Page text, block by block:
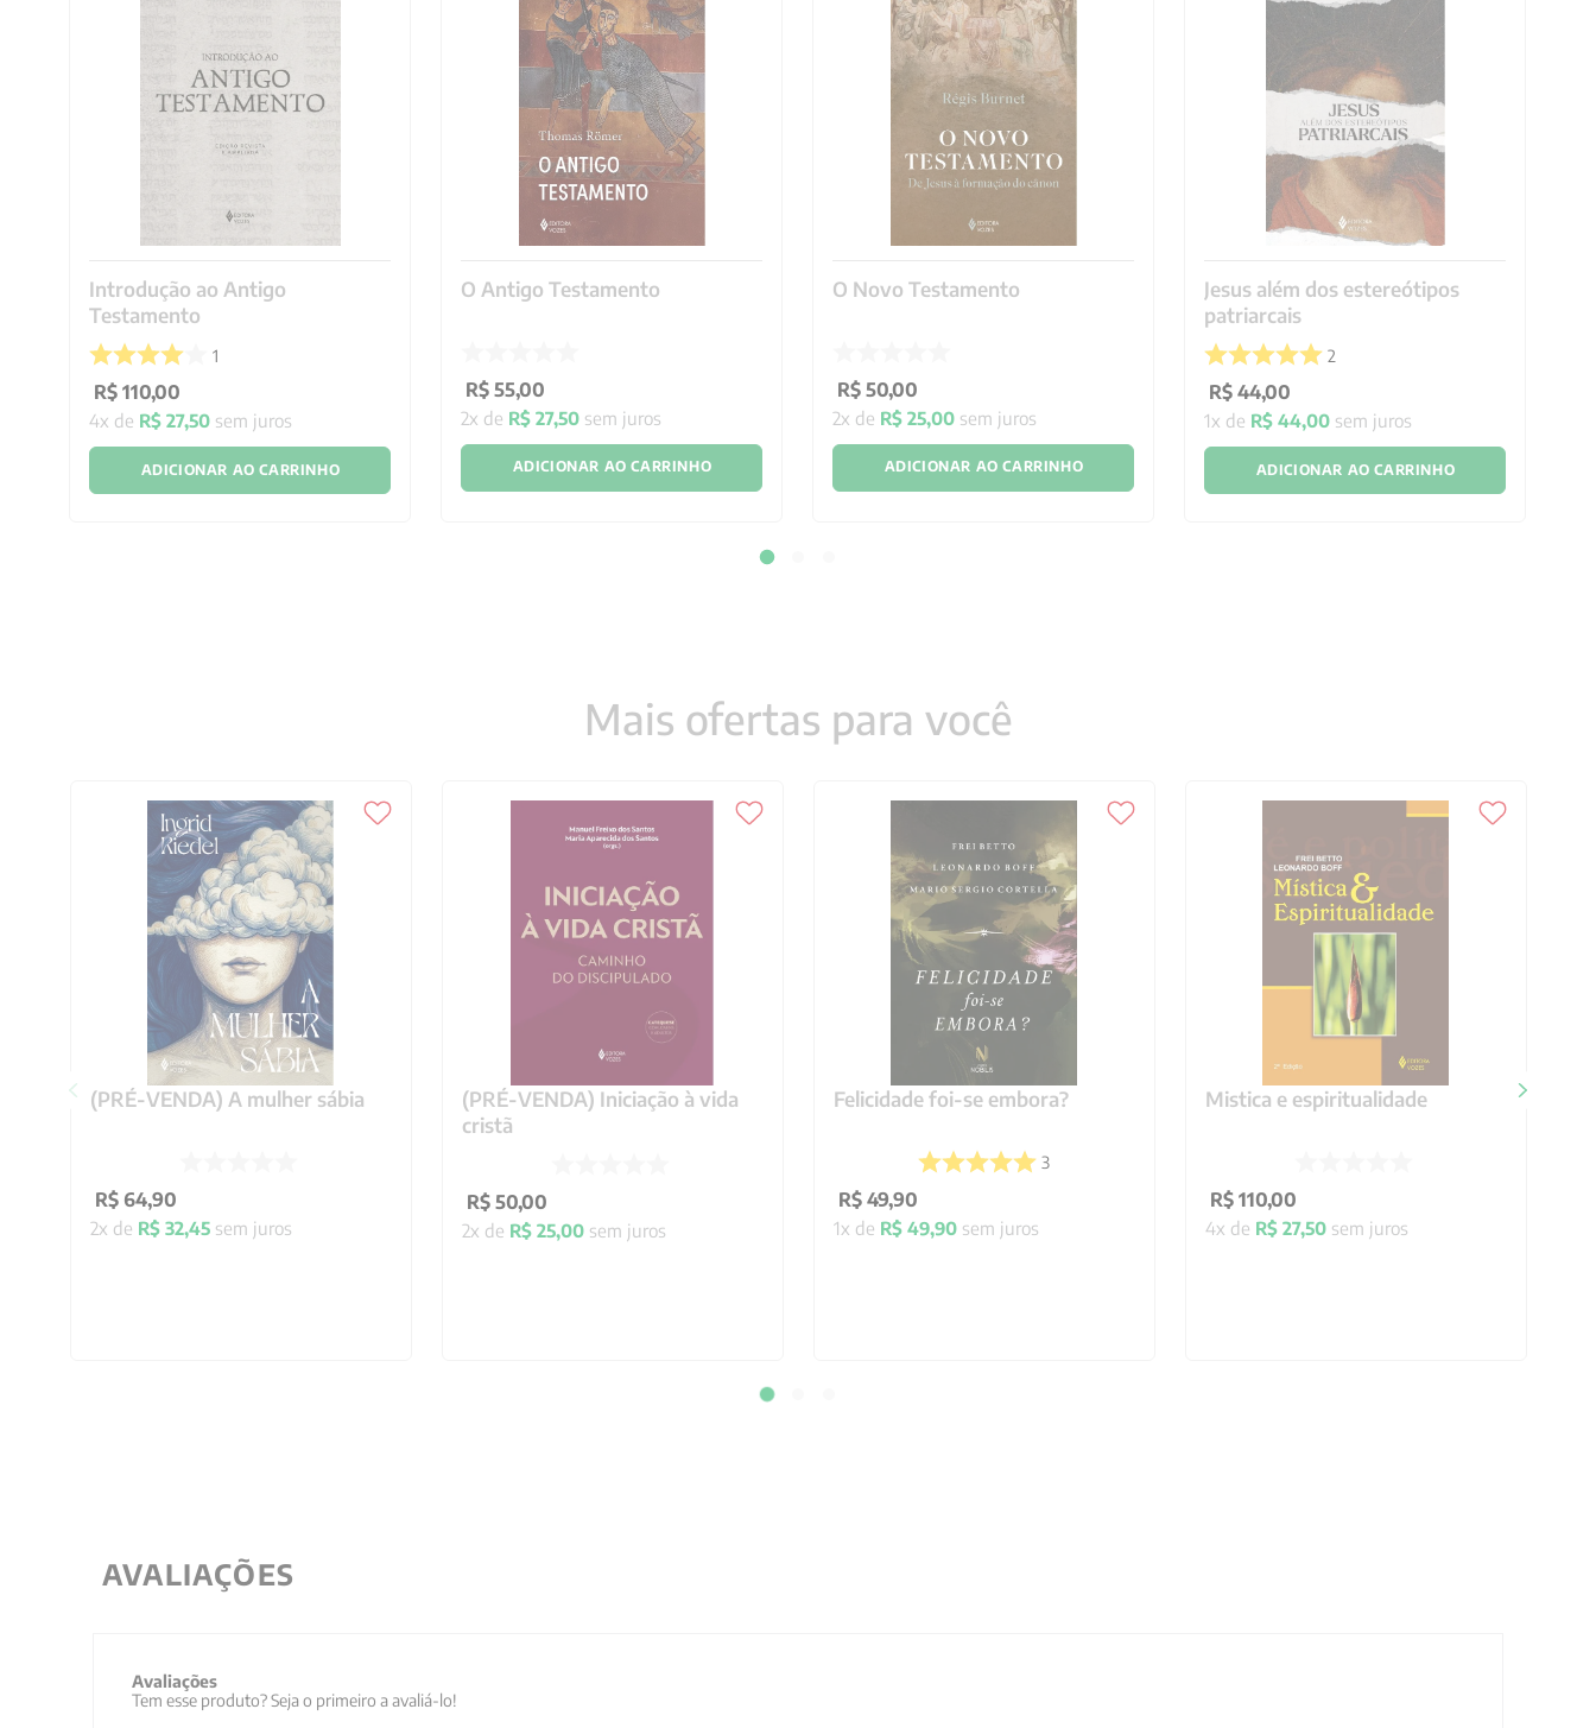
Introdução ao Antigo
Testamento
1
R$ 110,00
4x de R$ 27,50 sem juros
ADICIONAR AO CARRINHO
O Antigo Testamento
R$ 55,00
2x de R$ 27,50 sem juros
ADICIONAR AO CARRINHO
O Novo Testamento
R$ 50,00
2x de R$ 25,00 sem juros
ADICIONAR AO CARRINHO
Jesus além dos estereótipos
patriarcais
2
R$ 44,00
1x de R$ 44,00 sem juros
ADICIONAR AO CARRINHO
Mais ofertas para você
(PRÉ-VENDA) A mulher sábia
R$ 64,90
2x de R$ 32,45sem juros
(PRÉ-VENDA) Iniciação à vida
cristã
R$ 50,00
2x de R$ 25,00sem juros
Felicidade foi-se embora?
3
R$ 49,90
1x de R$ 49,90sem juros
Mistica e espiritualidade
R$ 110,00
4x de R$ 27,50sem juros
AVALIAÇÕES
Avaliações
Tem esse produto? Seja o primeiro a avaliá-lo!